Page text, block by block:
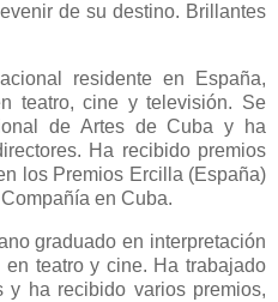
de su destino. Brillantes
residente en España,
teatro, cine y televisión. Se
de Artes de Cuba y ha
Ha recibido premios
los Premios Ercilla (España)
en Cuba.
graduado en interpretación
teatro y cine. Ha trabajado
y ha recibido varios premios,